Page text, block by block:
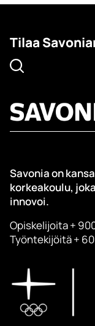
Tilaa
Savonia on
korkeakoulu,
innovoi.
Opiskelijoita +
Työntekijöitä +